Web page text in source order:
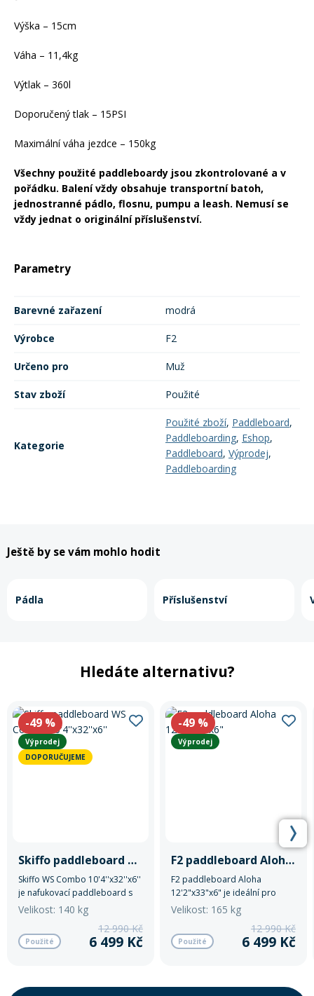
Výška – 15cm
Váha – 11,4kg
Výtlak – 360l
Doporučený tlak – 15PSI
Maximální váha jezdce – 150kg
Všechny použité paddleboardy jsou zkontrolované a v
pořádku. Balení vždy obsahuje transportní batoh,
jednostranné pádlo, flosnu, pumpu a leash. Nemusí se
vždy jednat o originální příslušenství.
Parametry
Barevné zařazení modrá
Výrobce F2
Určeno pro Muž
Stav zboží Použité
Kategorie
Použité zboží, Paddleboard,
Paddleboarding, Eshop,
Paddleboard, Výprodej,
Paddleboarding
Ještě by se vám mohlo hodit
Pádla Příslušenství
Hledáte alternativu?
-49 %
Výprodej
DOPORUČUJEME
Skiffo paddleboard WS Combo 10'4''x32''x6''
Skiffo WS Combo 10'4''x32''x6''
je nafukovací paddleboard s
nosností do 140 kg.
Velikost: 140 kg
Použité
12 990 Kč
6 499 Kč
-49 %
Výprodej
F2 paddleboard Aloha 12'2"x33"x6"
F2 paddleboard Aloha
12'2"x33"x6" je ideální pro
zábavu i sportovní použití na
Velikost: 165 kg
Použité
12 990 Kč
6 499 Kč